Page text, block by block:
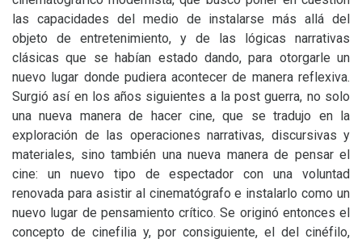
las capacidades del medio de instalarse más allá del
objeto de entretenimiento, y de las lógicas narrativas
clásicas que se habían estado dando, para otorgarle un
nuevo lugar donde pudiera acontecer de manera reflexiva.
Surgió así en los años siguientes a la post guerra, no solo
una nueva manera de hacer cine, que se tradujo en la
exploración de las operaciones narrativas, discursivas y
materiales, sino también una nueva manera de pensar el
cine: un nuevo tipo de espectador con una voluntad
renovada para asistir al cinematógrafo e instalarlo como un
nuevo lugar de pensamiento crítico. Se originó entonces el
concepto de cinefilia y, por consiguiente, el del cinéfilo,